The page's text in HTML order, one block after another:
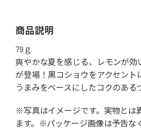
商品説明
79ｇ
爽やかな夏を感じる、レモンが効
が登場！黒コショウをアクセント
うまみをベースにしたコクのある
※写真はイメージです。実物とは
ます。※パッケージ画像は予告な